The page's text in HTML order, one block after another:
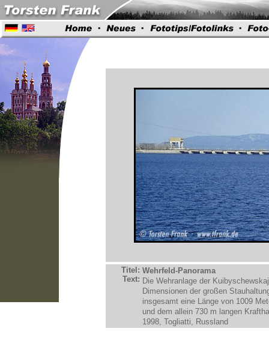
Titel:
Text:
Wehrfeld-Panorama
Die Wehranlage der
Dimensionen der großen
insgesamt eine Länge von 1009
und dem allein 730 m langen
1998, Togliatti, Russland